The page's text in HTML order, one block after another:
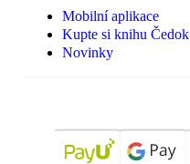
Mobilní aplikace
Kupte si knihu Čedok
Novinky